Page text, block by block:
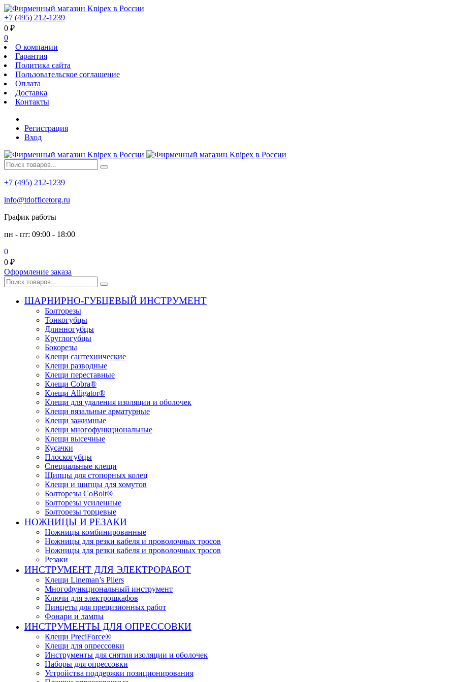
+7 (495) 212-1239
0 ₽
0
О компании
Гарантия
Политика сайта
Пользовательское соглашение
Оплата
Доставка
Контакты
Регистрация
Вход
+7 (495) 212-1239
info@tdofficetorg.ru
График работы
пн - пт: 09:00 - 18:00
0
0 ₽
Оформление заказа
ШАРНИРНО-ГУБЦЕВЫЙ ИНСТРУМЕНТ
Болторезы
Тонкогубцы
Длинногубцы
Круглогубцы
Бокорезы
Клещи сантехнические
Клещи разводные
Клещи переставные
Клещи Cobra®
Клещи Alligator®
Клещи для удаления изоляции и оболочек
Клещи вязальные арматурные
Клещи зажимные
Клещи многофункциональные
Клещи высечные
Кусачки
Плоскогубцы
Специальные клещи
Щипцы для стопорных колец
Клещи и щипцы для хомутов
Болторезы CoBolt®
Болторезы усиленные
Болторезы торцевые
НОЖНИЦЫ И РЕЗАКИ
Ножницы комбинированные
Ножницы для резки кабеля и проволочных тросов
Ножницы для резки кабеля и проволочных тросов
Резаки
ИНСТРУМЕНТ ДЛЯ ЭЛЕКТРОРАБОТ
Клещи Lineman’s Pliers
Многофункциональный инструмент
Ключи для электрошкафов
Пинцеты для прецизионных работ
Фонари и лампы
ИНСТРУМЕНТЫ ДЛЯ ОПРЕССОВКИ
Клещи PreciForce®
Клещи для опрессовки
Инструменты для снятия изоляции и оболочек
Наборы для опрессовки
Устройства поддержки позиционирования